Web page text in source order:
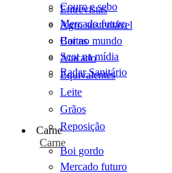
Entrevistas
Agro sustentável
Cartas
Scot na mídia
Radar Sanitário
Couro e sebo
Mercado futuro
Boi no mundo
Atacado
Equivalentes
Leite
Grãos
Reposição
Carne
Carne
Boi gordo
Mercado futuro